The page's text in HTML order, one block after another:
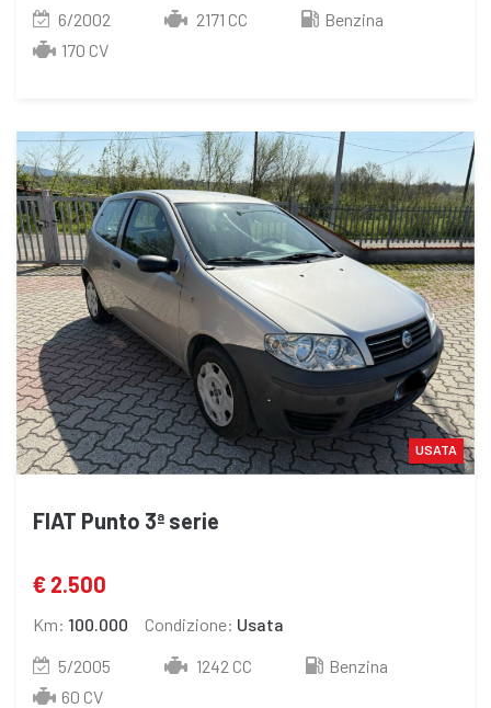
6/2002
2171 CC
Benzina
170 CV
USATA
FIAT Punto 3ª serie
€ 2.500
Km: 100.000 Condizione: Usata
5/2005
1242 CC
Benzina
60 CV